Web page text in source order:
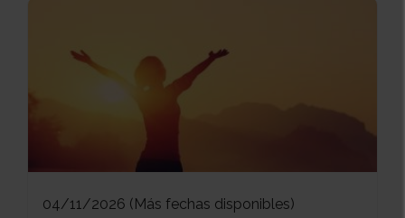
04/11/2026 (Más fechas disponibles)